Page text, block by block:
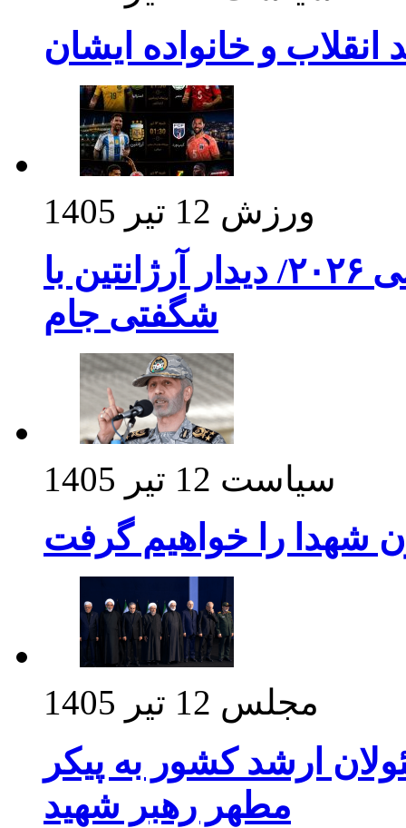
انقلاب و خانواده ایشان
ورزش 12 تیر 1405
برنامه بازی های امشب جام جهانی ۲۰۲۶/ دیدار آرژانتین با
شگفتی جام
سیاست 12 تیر 1405
شهدا را خواهیم گرفت
مجلس 12 تیر 1405
ارشد کشور به پیکر
مطهر رهبر شهید